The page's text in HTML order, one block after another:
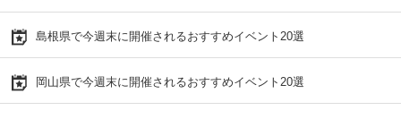
島根県で今週末に開催されるおすすめイベント20選
岡山県で今週末に開催されるおすすめイベント20選